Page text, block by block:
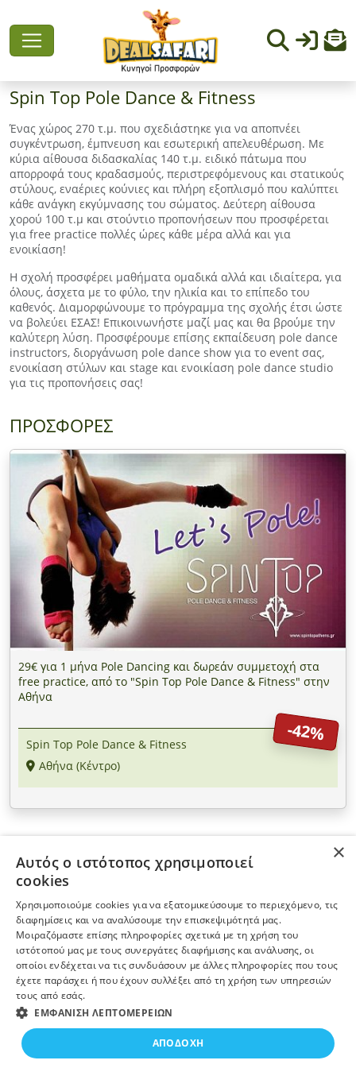
Spin Top Pole Dance & Fitness
Ένας χώρος 270 τ.μ. που σχεδιάστηκε για να αποπνέει
συγκέντρωση, έμπνευση και εσωτερική απελευθέρωση. Με
κύρια αίθουσα διδασκαλίας 140 τ.μ. ειδικό πάτωμα που
απορροφά τους κραδασμούς, περιστρεφόμενους και στατικούς
στύλους, εναέριες κούνιες και πλήρη εξοπλισμό που καλύπτει
κάθε ανάγκη εκγύμνασης του σώματος. Δεύτερη αίθουσα
χορού 100 τ.μ και στούντιο προπονήσεων που προσφέρεται
για free practice πολλές ώρες κάθε μέρα αλλά και για
ενοικίαση!
Η σχολή προσφέρει μαθήματα ομαδικά αλλά και ιδιαίτερα, για
όλους, άσχετα με το φύλο, την ηλικία και το επίπεδο του
καθενός. Διαμορφώνουμε το πρόγραμμα της σχολής έτσι ώστε
να βολεύει ΕΣΑΣ! Επικοινωνήστε μαζί μας και θα βρούμε την
καλύτερη λύση. Προσφέρουμε επίσης εκπαίδευση pole dance
instructors, διοργάνωση pole dance show για το event σας,
ενοικίαση στύλων και stage και ενοικίαση pole dance studio
για τις προπονήσεις σας!
ΠΡΟΣΦΟΡΕΣ
29€ για 1 μήνα Pole Dancing και δωρεάν συμμετοχή στα
free practice, από το "Spin Top Pole Dance & Fitness" στην
Αθήνα
-42%
Spin Top Pole Dance & Fitness
Αθήνα (Κέντρο)
ΠΛΗΡΟΦΟΡΙΕΣ
Η ΕΤΑΙΡΕΙΑ
ΠΕΡΙΣΣΟΤΕΡΑ
ΕΓΓΡΑΦΗ ΣΤΟ NEWSLETTER
×
Αυτός ο ιστότοπος χρησιμοποιεί
cookies
Χρησιμοποιούμε cookies για να εξατομικεύσουμε το περιεχόμενο, τις
διαφημίσεις και να αναλύσουμε την επισκεψιμότητά μας.
Μοιραζόμαστε επίσης πληροφορίες σχετικά με τη χρήση του
ιστότοπού μας με τους συνεργάτες διαφήμισης και ανάλυσης, οι
οποίοι ενδέχεται να τις συνδυάσουν με άλλες πληροφορίες που τους
έχετε παράσχει ή που έχουν συλλέξει από τη χρήση των υπηρεσιών
τους από εσάς.
ΕΜΦΆΝΙΣΗ ΛΕΠΤΟΜΕΡΕΙΏΝ
ΑΠΟΔΟΧΉ